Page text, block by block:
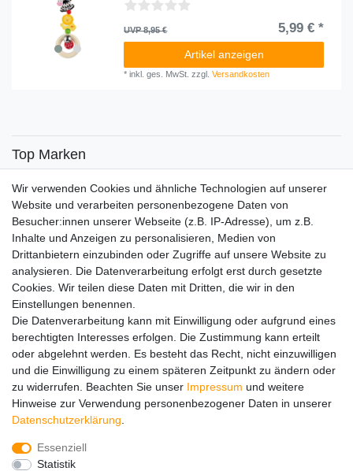
UVP 8,95 € 5,99 € *
Artikel anzeigen
*inkl. ges. MwSt. zzgl.Versandkosten
Top Marken
Top Themen
Adventskalender
Service
Versandinfos
FAQ
Ersatzteile
Registrieren
Wir versenden mit
Impressum
Wir verwenden Cookies und ähnliche Technologien auf unserer
Website und verarbeiten personenbezogene Daten von
Besucher:innen unserer Webseite (z.B. IP-Adresse), um z.B.
Inhalte und Anzeigen zu personalisieren, Medien von
Drittanbietern einzubinden oder Zugriffe auf unsere Website zu
analysieren. Die Datenverarbeitung erfolgt erst durch gesetzte
Cookies. Wir teilen diese Daten mit Dritten, die wir in den
Einstellungen benennen.
Die Datenverarbeitung kann mit Einwilligung oder aufgrund eines
berechtigten Interesses erfolgen. Die Zustimmung kann erteilt
oder abgelehnt werden. Es besteht das Recht, nicht einzuwilligen
und die Einwilligung zu einem späteren Zeitpunkt zu ändern oder
zu widerrufen. Beachten Sie unser Impressum und weitere
Hinweise zur Verwendung personenbezogener Daten in unserer
Daten­schutz­erklärung
Essenziell
Statistik